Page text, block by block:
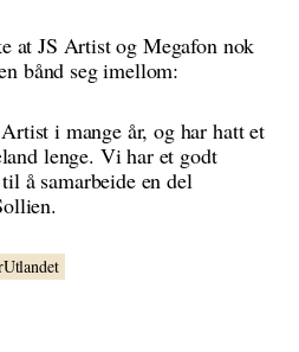
at JS Artist og Megafon nok
bånd seg imellom:
i mange år, og har hatt et
lenge. Vi har et godt
å samarbeide en del